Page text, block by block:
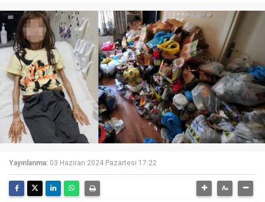
Yayınlanma: 03 Haziran 2024 Pazartesi 17:22